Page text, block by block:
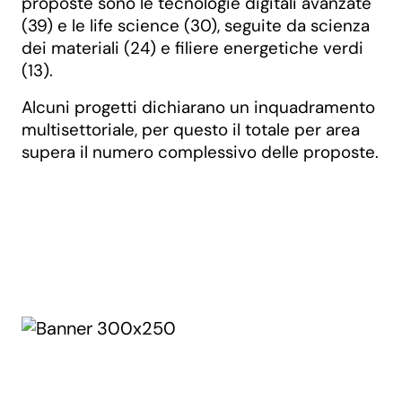
(39) e le life science (30), seguite da scienza
dei materiali (24) e filiere energetiche verdi
(13).
Alcuni progetti dichiarano un inquadramento
multisettoriale, per questo il totale per area
supera il numero complessivo delle proposte.